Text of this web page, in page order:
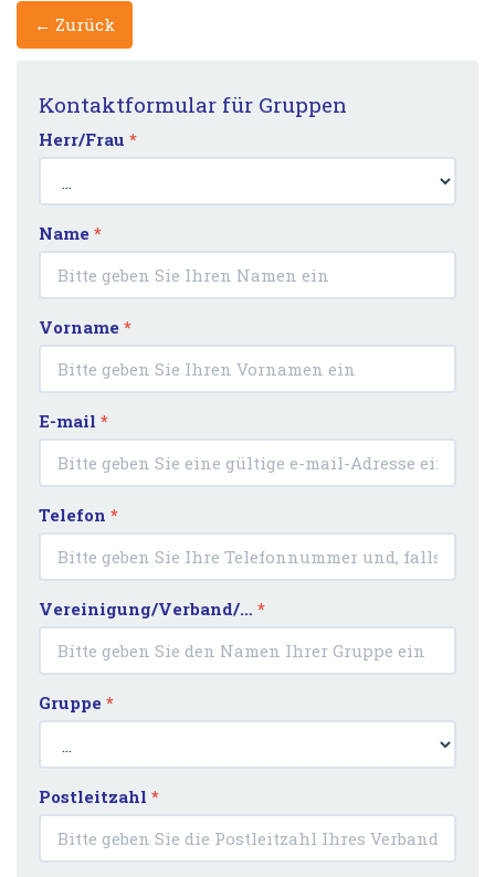
← Zurück
Kontaktformular für Gruppen
Herr/Frau *
Name *
Vorname *
E-mail *
Telefon *
Vereinigung/Verband/… *
Gruppe *
Postleitzahl *